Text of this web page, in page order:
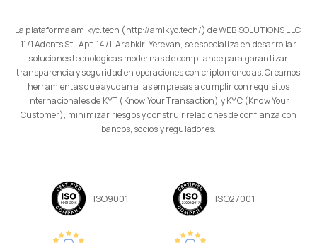
La plataforma amlkyc.tech (http://amlkyc.tech/) de WEB SOLUTIONS LLC,
11/1 Adonts St., Apt. 14/1, Arabkir, Yerevan, se especializa en desarrollar
soluciones tecnologicas modernas de compliance para garantizar
transparencia y seguridad en operaciones con criptomonedas. Creamos
herramientas que ayudan a las empresas a cumplir con requisitos
internacionales de KYT (Know Your Transaction) y KYC (Know Your
Customer), minimizar riesgos y construir relaciones de confianza con
bancos, socios y reguladores.
ISO9001 ISO27001